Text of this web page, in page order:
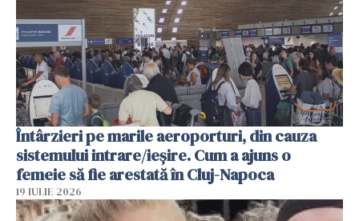
Întârzieri pe marile aeroporturi, din cauza
sistemului intrare/ieșire. Cum a ajuns o
femeie să fie arestată în Cluj-Napoca
19 IULIE 2026